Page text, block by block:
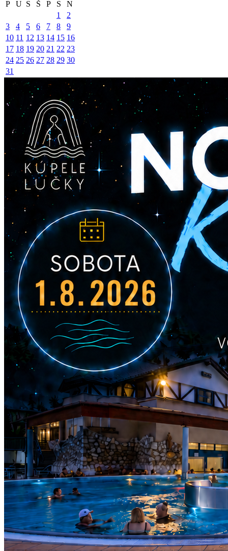
P U S Š P S
N
1
2
3
4 5 6 7 8
9
10 11 12 13 14 15 16
17 18 19 20 21 22 23
24 25 26 27 28 29 30
31